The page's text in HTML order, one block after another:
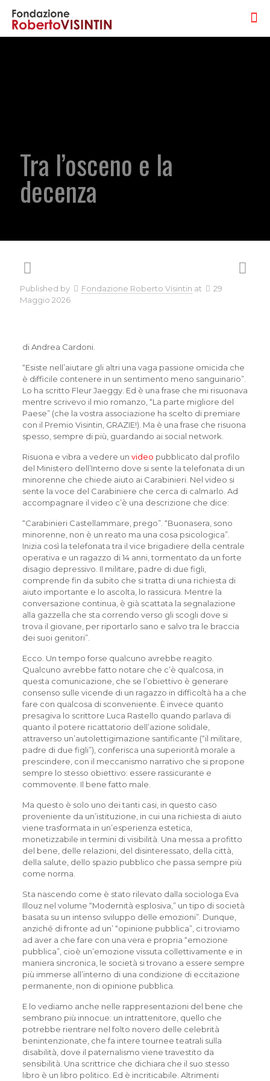
Tra l’osceno e la
decenza
Published by Fondazione Roberto Visintin at
29
Maggio 2026
di Andrea Cardoni.
“Esiste nell’aiutare gli altri una vaga passione omicida che
è difficile contenere in un sentimento meno sanguinario”.
Lo ha scritto Fleur Jaeggy. Ed è una frase che mi risuonava
mentre scrivevo il mio romanzo, “La parte migliore del
Paese” (che la vostra associazione ha scelto di premiare
con il Premio Visintin, GRAZIE!). Ma è una frase che risuona
spesso, sempre di più, guardando ai social network.
Risuona e vibra a vedere un video pubblicato dal profilo
del Ministero dell’Interno dove si sente la telefonata di un
minorenne che chiede aiuto ai Carabinieri. Nel video si
sente la voce del Carabiniere che cerca di calmarlo. Ad
accompagnare il video c’è una descrizione che dice:
“Carabinieri Castellammare, prego”. “Buonasera, sono
minorenne, non è un reato ma una cosa psicologica”.
Inizia così la telefonata tra il vice brigadiere della centrale
operativa e un ragazzo di 14 anni, tormentato da un forte
disagio depressivo. Il militare, padre di due figli,
comprende fin da subito che si tratta di una richiesta di
aiuto importante e lo ascolta, lo rassicura. Mentre la
conversazione continua, è già scattata la segnalazione
alla gazzella che sta correndo verso gli scogli dove si
trova il giovane, per riportarlo sano e salvo tra le braccia
dei suoi genitori”.
Ecco. Un tempo forse qualcuno avrebbe reagito.
Qualcuno avrebbe fatto notare che c’è qualcosa, in
questa comunicazione, che se l’obiettivo è generare
consenso sulle vicende di un ragazzo in difficoltà ha a che
fare con qualcosa di sconveniente. È invece quanto
presagiva lo scrittore Luca Rastello quando parlava di
quanto il potere ricattatorio dell’azione solidale,
attraverso un’autolettigimazione santificante (“il militare,
padre di due figli”), conferisca una superiorità morale a
prescindere, con il meccanismo narrativo che si propone
sempre lo stesso obiettivo: essere rassicurante e
commovente. Il bene fatto male.
Ma questo è solo uno dei tanti casi, in questo caso
proveniente da un’istituzione, in cui una richiesta di aiuto
viene trasformata in un’esperienza estetica,
monetizzabile in termini di visibilità. Una messa a profitto
del bene, delle relazioni, del disinteressato, della città,
della salute, dello spazio pubblico che passa sempre più
come norma.
Sta nascendo come è stato rilevato dalla sociologa Eva
Illouz nel volume “Modernità esplosiva,” un tipo di società
basata su un intenso sviluppo delle emozioni”. Dunque,
anziché di fronte ad un’ “opinione pubblica”, ci troviamo
ad aver a che fare con una vera e propria “emozione
pubblica”, cioè un’emozione vissuta collettivamente e in
maniera sincronica, le società si trovano a essere sempre
più immerse all’interno di una condizione di eccitazione
permanente, non di opinione pubblica.
E lo vediamo anche nelle rappresentazioni del bene che
sembrano più innocue: un intrattenitore, quello che
potrebbe rientrare nel folto novero delle celebrità
benintenzionate, che fa intere tournee teatrali sulla
disabilità, dove il paternalismo viene travestito da
sensibilità. Una scrittrice che dichiara che il suo stesso
libro è un libro politico. Ed è incriticabile. Altrimenti